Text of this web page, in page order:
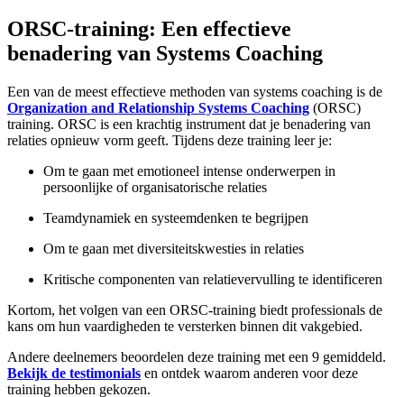
ORSC-training: Een effectieve
benadering van Systems Coaching
Een van de meest effectieve methoden van systems coaching is de
Organization and Relationship Systems Coaching (ORSC)
training. ORSC is een krachtig instrument dat je benadering van
relaties opnieuw vorm geeft. Tijdens deze training leer je:
Om te gaan met emotioneel intense onderwerpen in
persoonlijke of organisatorische relaties
Teamdynamiek en systeemdenken te begrijpen
Om te gaan met diversiteitskwesties in relaties
Kritische componenten van relatievervulling te identificeren
Kortom, het volgen van een ORSC-training biedt professionals de
kans om hun vaardigheden te versterken binnen dit vakgebied.
Andere deelnemers beoordelen deze training met een 9 gemiddeld.
Bekijk de testimonials en ontdek waarom anderen voor deze
training hebben gekozen.